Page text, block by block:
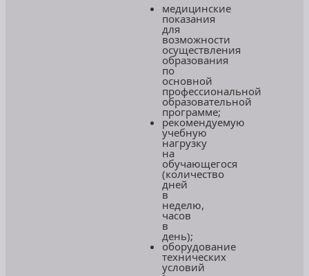
медицинские
показания
для
возможности
осуществления
образования
по
основной
профессиональной
образовательной
программе;
рекомендуемую
учебную
нагрузку
на
обучающегося
(количество
дней
в
неделю,
часов
в
день);
оборудование
технических
условий